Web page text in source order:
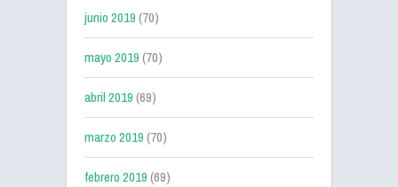
junio 2019(70)
mayo 2019(70)
abril 2019(69)
marzo 2019(70)
febrero 2019(69)